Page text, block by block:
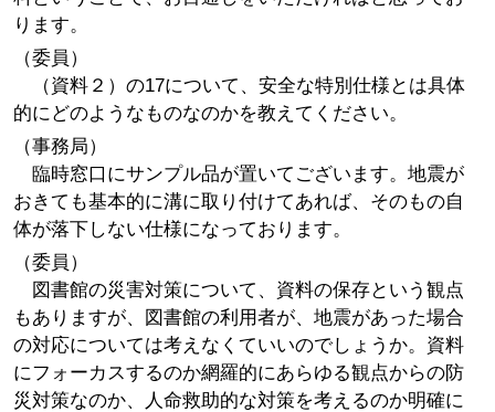
ります。
（委員）
（資料２）の17について、安全な特別仕様とは具体
的にどのようなものなのかを教えてください。
（事務局）
臨時窓口にサンプル品が置いてございます。地震が
おきても基本的に溝に取り付けてあれば、そのもの自
体が落下しない仕様になっております。
（委員）
図書館の災害対策について、資料の保存という観点
もありますが、図書館の利用者が、地震があった場合
の対応については考えなくていいのでしょうか。資料
にフォーカスするのか網羅的にあらゆる観点からの防
災対策なのか、人命救助的な対策を考えるのか明確に